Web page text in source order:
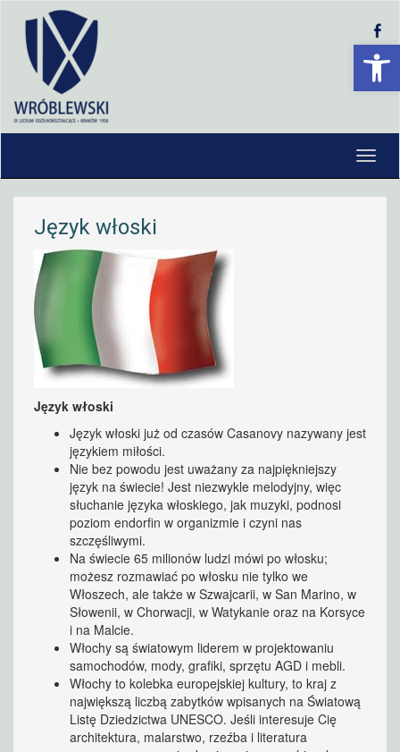
Język włoski
Język włoski
Język włoski już od czasów Casanovy nazywany jest
językiem miłości.
Nie bez powodu jest uważany za najpiękniejszy
język na świecie! Jest niezwykle melodyjny, więc
słuchanie języka włoskiego, jak muzyki, podnosi
poziom endorfin w organizmie i czyni nas
szczęśliwymi.
Na świecie 65 milionów ludzi mówi po włosku;
możesz rozmawiać po włosku nie tylko we
Włoszech, ale także w Szwajcarii, w San Marino, w
Słowenii, w Chorwacji, w Watykanie oraz na Korsyce
i na Malcie.
Włochy są światowym liderem w projektowaniu
samochodów, mody, grafiki, sprzętu AGD i mebli.
Włochy to kolebka europejskiej kultury, to kraj z
największą liczbą zabytków wpisanych na Światową
Listę Dziedzictwa UNESCO. Jeśli interesuje Cię
architektura, malarstwo, rzeźba i literatura